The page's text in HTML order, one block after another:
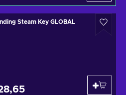
Steam Key GLOBAL